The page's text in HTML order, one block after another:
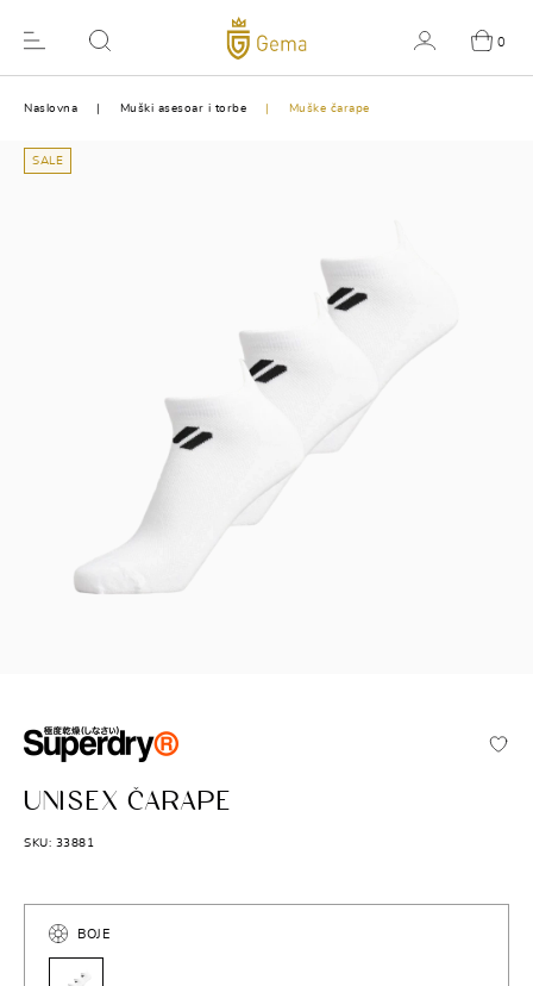
0
Naslovna Muški asesoar i torbe Muške čarape
SALE
SUPERDRY
UNISEX ČARAPE
SKU: 33881
BOJE